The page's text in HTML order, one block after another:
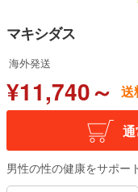
マキシダス
海外発送
¥11,740～ 送
男性の性の健康をサポー